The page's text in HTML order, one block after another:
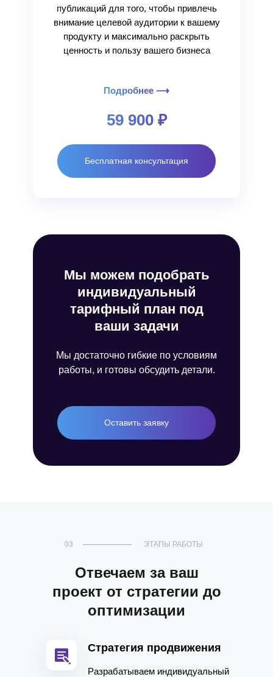
публикаций для того, чтобы привлечь
внимание целевой аудитории к вашему
продукту и максимально раскрыть
ценность и пользу вашего бизнеса
Бесплатная консультация
59 900 ₽
Подробнее ⟶
Мы можем подобрать
индивидуальный
тарифный план под
ваши задачи
Мы достаточно гибкие по условиям
работы, и готовы обсудить детали.
Оставить заявку
03 ЭТАПЫ РАБОТЫ
Отвечаем за ваш
проект от стратегии до
оптимизации
Стратегия продвижения
Разрабатываем индивидуальный